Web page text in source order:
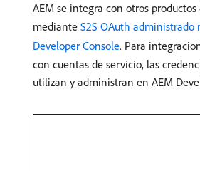
AEM se integra con otros productos
mediante S2S OAuth administrado
Developer Console. Para
con cuentas de servicio, las
utilizan y administran en AEM